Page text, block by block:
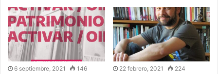
6 septiembre, 2021 146 22 febrero, 2021 224